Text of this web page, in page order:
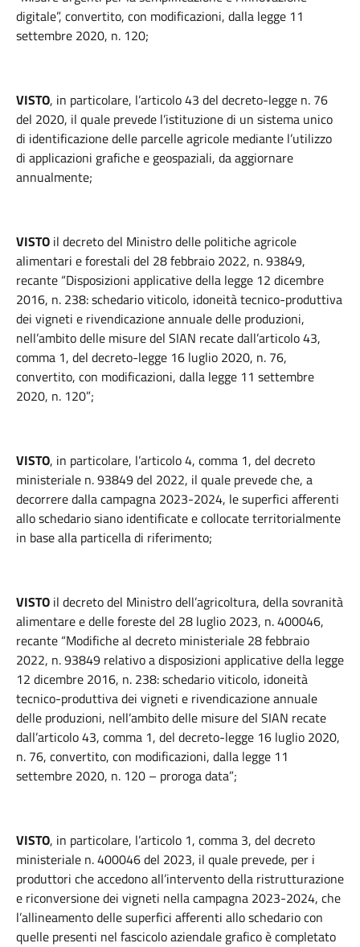
digitale”, convertito, con modificazioni, dalla legge 11
settembre 2020, n. 120;
VISTO, in particolare, l’articolo 43 del decreto-legge n. 76
del 2020, il quale prevede l’istituzione di un sistema unico
di identificazione delle parcelle agricole mediante l’utilizzo
di applicazioni grafiche e geospaziali, da aggiornare
annualmente;
VISTO il decreto del Ministro delle politiche agricole
alimentari e forestali del 28 febbraio 2022, n. 93849,
recante “Disposizioni applicative della legge 12 dicembre
2016, n. 238: schedario viticolo, idoneità tecnico-produttiva
dei vigneti e rivendicazione annuale delle produzioni,
nell’ambito delle misure del SIAN recate dall’articolo 43,
comma 1, del decreto-legge 16 luglio 2020, n. 76,
convertito, con modificazioni, dalla legge 11 settembre
2020, n. 120”;
VISTO, in particolare, l’articolo 4, comma 1, del decreto
ministeriale n. 93849 del 2022, il quale prevede che, a
decorrere dalla campagna 2023-2024, le superfici afferenti
allo schedario siano identificate e collocate territorialmente
in base alla particella di riferimento;
VISTO il decreto del Ministro dell’agricoltura, della sovranità
alimentare e delle foreste del 28 luglio 2023, n. 400046,
recante “Modifiche al decreto ministeriale 28 febbraio
2022, n. 93849 relativo a disposizioni applicative della legge
12 dicembre 2016, n. 238: schedario viticolo, idoneità
tecnico-produttiva dei vigneti e rivendicazione annuale
delle produzioni, nell’ambito delle misure del SIAN recate
dall’articolo 43, comma 1, del decreto-legge 16 luglio 2020,
n. 76, convertito, con modificazioni, dalla legge 11
settembre 2020, n. 120 – proroga data”;
VISTO, in particolare, l’articolo 1, comma 3, del decreto
ministeriale n. 400046 del 2023, il quale prevede, per i
produttori che accedono all’intervento della ristrutturazione
e riconversione dei vigneti nella campagna 2023-2024, che
l’allineamento delle superfici afferenti allo schedario con
quelle presenti nel fascicolo aziendale grafico è completato